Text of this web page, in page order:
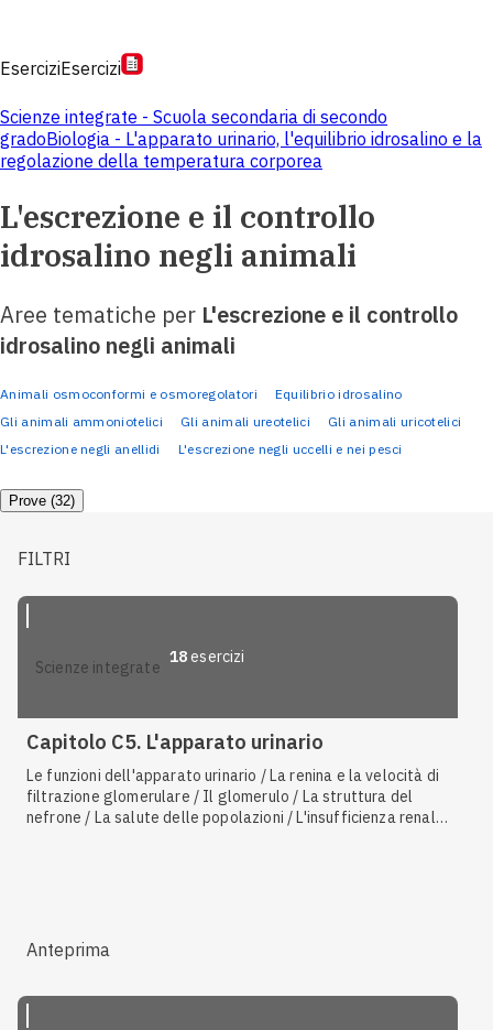
EserciziEsercizi
Scienze integrate - Scuola secondaria di secondo
gradoBiologia - L'apparato urinario, l'equilibrio idrosalino e la
regolazione della temperatura corporea
L'escrezione e il controllo
idrosalino negli animali
Aree tematiche per L'escrezione e il controllo
idrosalino negli animali
Animali osmoconformi e osmoregolatori
Equilibrio idrosalino
Gli animali ammoniotelici
Gli animali ureotelici
Gli animali uricotelici
L'escrezione negli anellidi
L'escrezione negli uccelli e nei pesci
Prove (32)
FILTRI
scienze integrate
18 esercizi
Capitolo C5. L'apparato urinario
Le funzioni dell'apparato urinario / La renina e la velocità di
filtrazione glomerulare / Il glomerulo / La struttura del
nefrone / La salute delle popolazioni / L'insufficienza renale
Agenti inquinanti / L'escrezione negli uccelli e nei pesci / Il
meccanismo di moltiplicazione controcorrente / Filtrazione,
renale / Gli ormoni prodotti dai reni
Anteprima